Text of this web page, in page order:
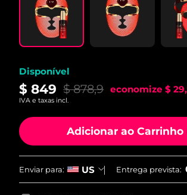
Disponível
$ 849 $ 878,9 economize $
IVA e taxas incl.
Adicionar ao Carrinho
Enviar para: US Entrega prevista: